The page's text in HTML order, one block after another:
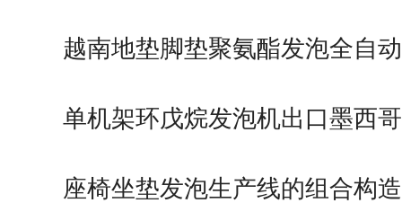
越南地垫脚垫聚氨酯发泡全自
单机架环戊烷发泡机出口墨西哥
座椅坐垫发泡生产线的组合构造